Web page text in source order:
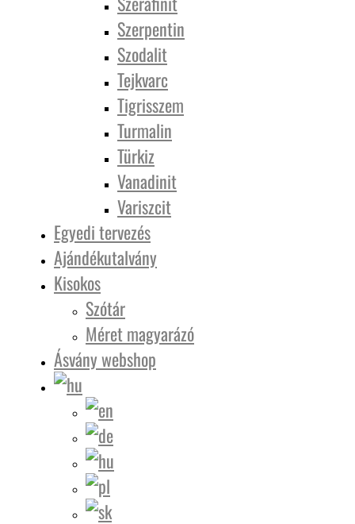
Szerpentin
Szodalit
Tejkvarc
Tigrisszem
Turmalin
Türkiz
Vanadinit
Variszcit
Egyedi tervezés
Ajándékutalvány
Kisokos
Szótár
Méret magyarázó
Ásvány webshop